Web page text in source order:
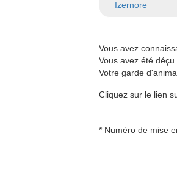
Izernore
Vous avez
Vous avez été
Votre garde
Cliquez sur le lien
* Numéro de mise